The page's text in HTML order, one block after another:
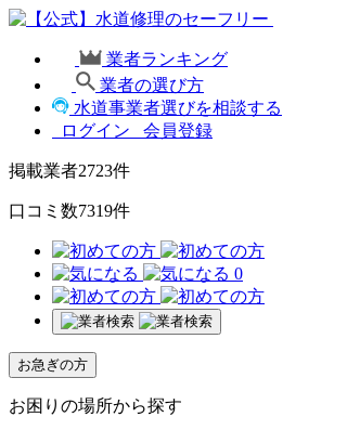
業者ランキング
業者の選び方
水道事業者選びを相談する
ログイン
会員登録
掲載業者2723件
口コミ数7319件
0
お急ぎの方
お困りの場所から探す